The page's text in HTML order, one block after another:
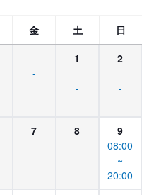
金 土 日
-
1
-
2
-
7
-
8
-
9
08:00
~
20:00